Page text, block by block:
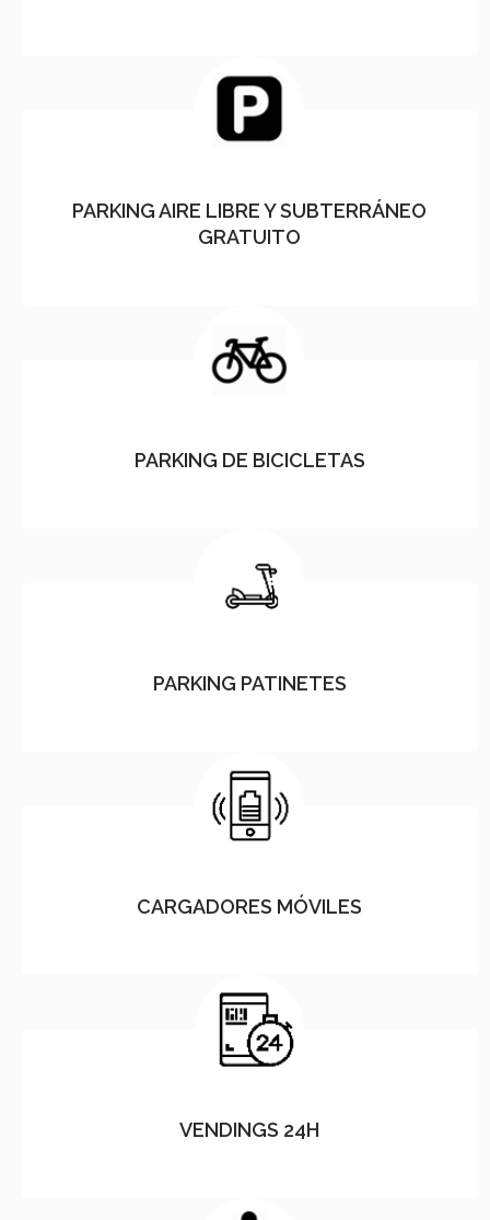
PARKING AIRE LIBRE Y SUBTERRÁNEO
GRATUITO
PARKING DE BICICLETAS
PARKING PATINETES
CARGADORES MÓVILES
VENDINGS 24H